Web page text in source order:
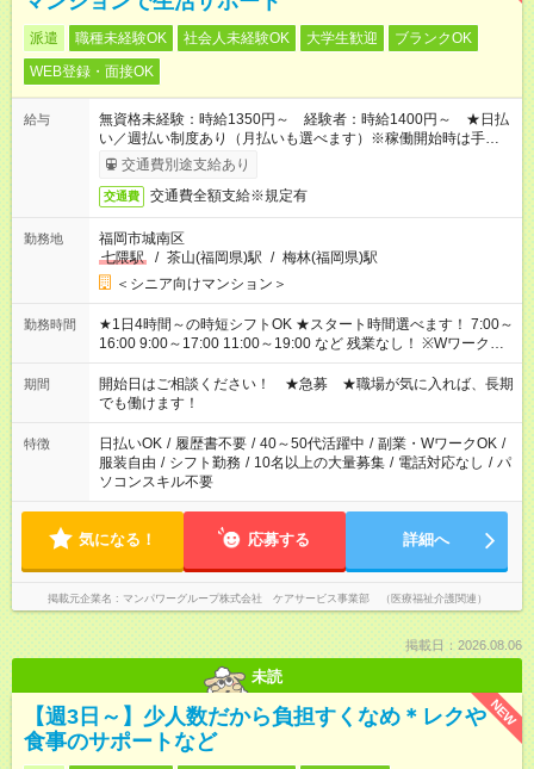
派遣 職種未経験OK 社会人未経験OK 大学生歓迎
ブランクOK
WEB登録・面接OK
給与
無資格未経験：時給1350円～ 経験者：時給1400円～ ★日払
い／週払い制度あり（月払いも選べます）※稼働開始時は手続き
完了次第のお支払いとなります。
交通費別途支給あり
交通費 交通費全額支給※規定有
勤務地
福岡市城南区
七隈駅
/ 茶山(福岡県)駅 / 梅林(福岡県)駅
＜シニア向けマンション＞
勤務時間
★1日4時間～の時短シフトOK ★スタート時間選べます！ 7:00～
16:00 9:00～17:00 11:00～19:00 など 残業なし！ ※Wワークの
場合、他のお仕事と合わせ週40時間超の就業はご案内できませ
ん ※法令に基づき、週20時間以上勤務は社会保険への加入対象
となります ※労働者派遣法（日雇い派遣の原則禁止）により、
短時間・短期間の就業はご案内が難しい場合があります
期間
開始日はご相談ください！ ★急募 ★職場が気に入れば、長期
でも働けます！
特徴 日払いOK / 履歴書不要 / 40～50代活躍中 / 副業・WワークOK /
服装自由 / シフト勤務 / 10名以上の大量募集 / 電話対応なし / パ
ソコンスキル不要
気になる！ 応募する 詳細へ
掲載元企業名 マンパワーグループ株式会社 ケアサービス事業部 （医療福祉介護関連）
掲載日：2026.08.06
未読
NEW
【週3日～】少人数だから負担すくなめ＊レクや
食事のサポートなど